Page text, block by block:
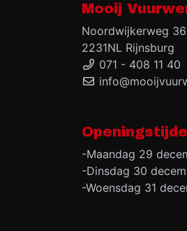
Mooij
Noordwijkerweg 36
2231NL Rijnsburg
071 - 408 11 40
-Maandag 29
-Dinsdag 30
-Woensdag 31